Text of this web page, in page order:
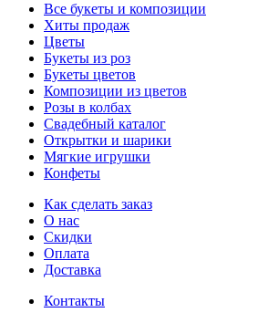
Все букеты и композиции
Хиты продаж
Цветы
Букеты из роз
Букеты цветов
Композиции из цветов
Розы в колбах
Свадебный каталог
Открытки и шарики
Мягкие игрушки
Конфеты
Как сделать заказ
О нас
Скидки
Оплата
Доставка
Контакты